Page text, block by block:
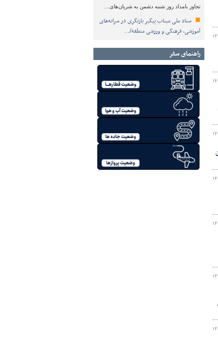
تجاوز بامداد روز شنبه دشمن به شریان‌های…
ستاد ملی میناب پیگیر بازنگری در سرانه‌های
آموزشی، فرهنگی و ورزشی منطقه/…
راهنمای سفر